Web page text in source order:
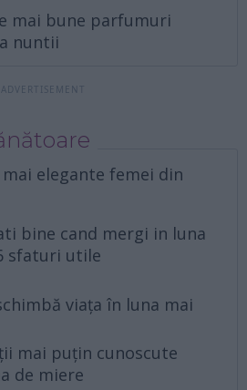
mai bune parfumuri
nuntii
elegante femei din
bine cand mergi in luna
sfaturi utile
viața în luna mai
mai puțin cunoscute
de miere